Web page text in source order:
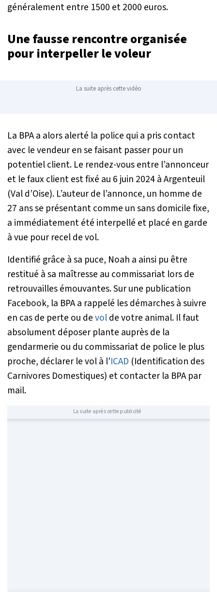
généralement entre 1500 et 2000 euros.
Une fausse rencontre organisée
pour interpeller le voleur
La suite après cette vidéo
La BPA a alors alerté la police qui a pris contact
avec le vendeur en se faisant passer pour un
potentiel client. Le rendez-vous entre l’annonceur
et le faux client est fixé au 6 juin 2024 à Argenteuil
(Val d’Oise). L’auteur de l’annonce, un homme de
27 ans se présentant comme un sans domicile fixe,
a immédiatement été interpellé et placé en garde
à vue pour recel de vol.
Identifié grâce à sa puce, Noah a ainsi pu être
restitué à sa maîtresse au commissariat lors de
retrouvailles émouvantes. Sur une publication
Facebook, la BPA a rappelé les démarches à suivre
en cas de perte ou devolde votre animal. Il faut
absolument déposer plante auprès de la
gendarmerie ou du commissariat de police le plus
proche, déclarer le vol à l'ICAD (Identification des
Carnivores Domestiques) et contacter la BPA par
mail.
La suite après cette publicité